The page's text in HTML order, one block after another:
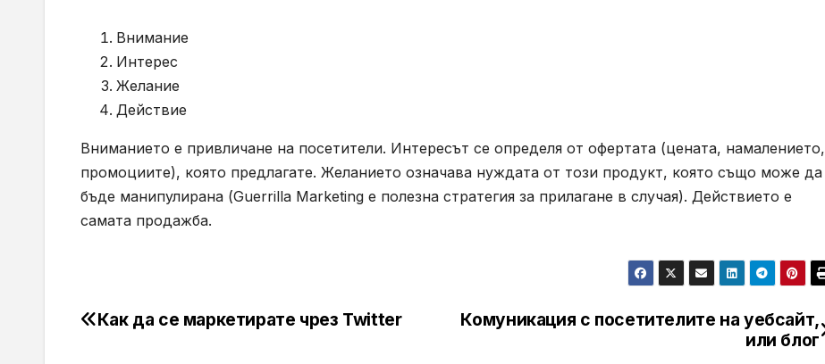
Внимание
Интерес
Желание
Действие
Вниманието е привличане на посетители. Интересът се определя от офертата (цената, намалението,
промоциите), която предлагате. Желанието означава нуждата от този продукт, която също може да
бъде манипулирана (Guerrilla Marketing е полезна стратегия за прилагане в случая). Действието е
самата продажба.
Навигация
Комуникация с посетителите на уебсайт,
или блог
Как да се маркетирате чрез Twitter